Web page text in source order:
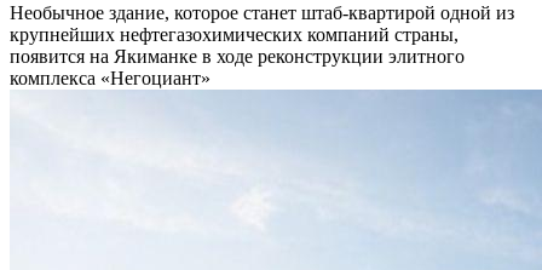
Необычное здание, которое станет штаб-квартирой одной из
крупнейших нефтегазохимических компаний страны,
появится на Якиманке в ходе реконструкции элитного
комплекса «Негоциант»